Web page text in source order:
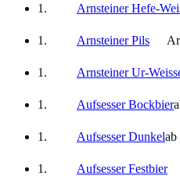
Arnsteiner Hefe-
Arnsteiner Pils
Arnsteiner Ur-
Aufsesser Bockbier
Aufsesser Dunkelab
Aufsesser Festbier